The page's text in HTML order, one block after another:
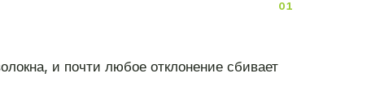
и почти любое отклонение сбивает